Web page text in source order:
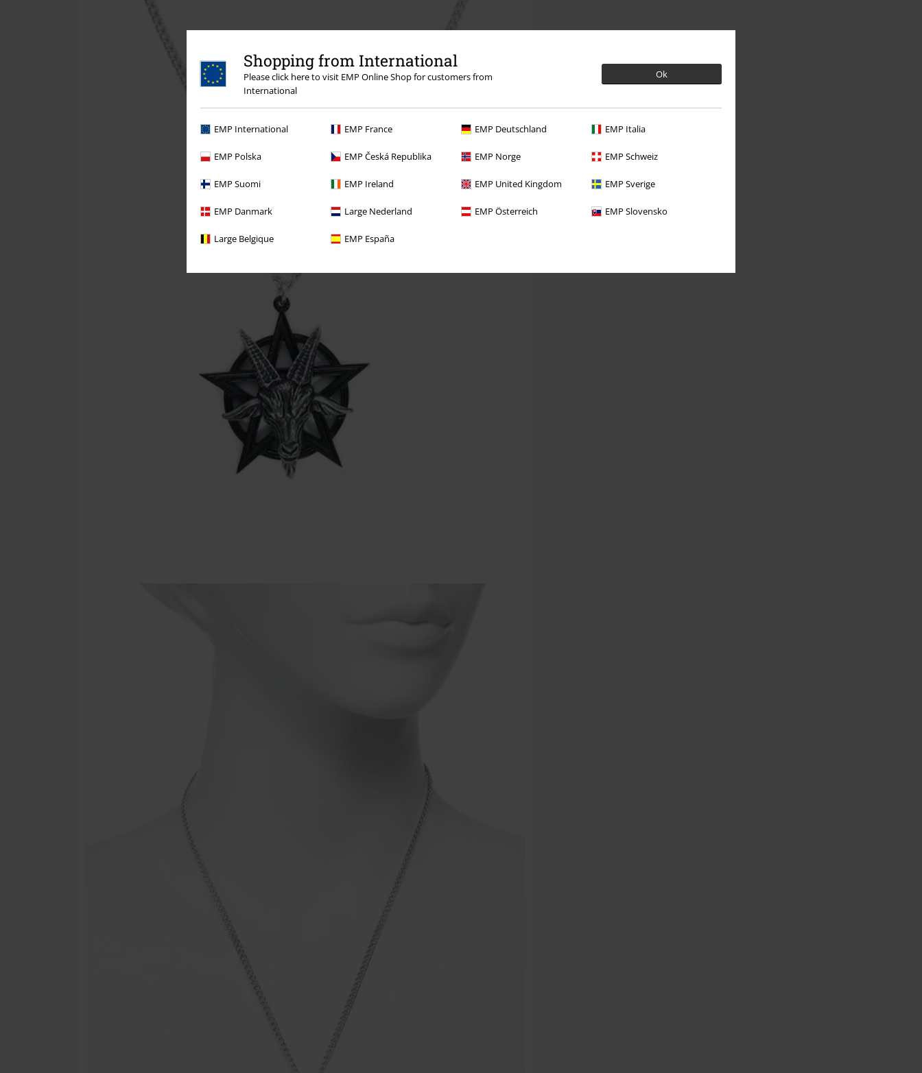
Shopping from International
Please click here to visit EMP Online Shop for customers from
International
Ok
EMP International EMP France EMP Deutschland EMP Italia
EMP Polska EMP Česká Republika EMP Norge EMP Schweiz
EMP Suomi EMP Ireland EMP United Kingdom EMP Sverige
EMP Danmark Large Nederland EMP Österreich EMP Slovensko
Large Belgique EMP España